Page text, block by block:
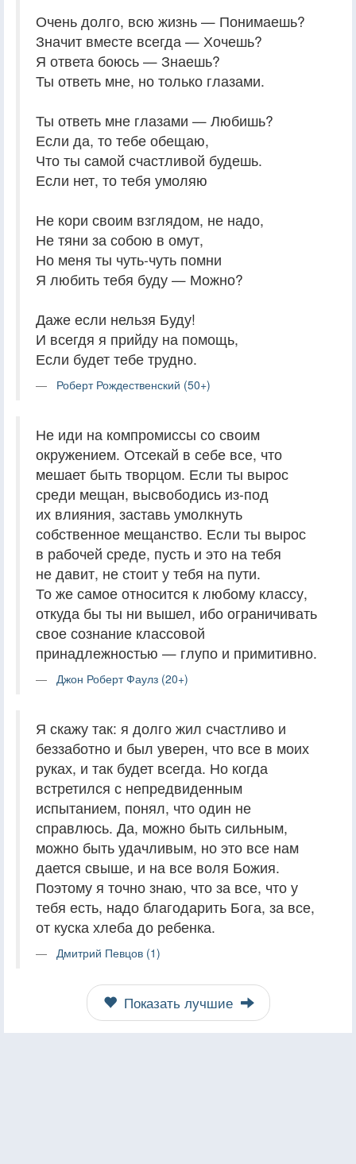
Очень долго, всю жизнь — Понимаешь?
Значит вместе всегда — Хочешь?
Я ответа боюсь — Знаешь?
Ты ответь мне, но только глазами.
Ты ответь мне глазами — Любишь?
Если да, то тебе обещаю,
Что ты самой счастливой будешь.
Если нет, то тебя умоляю
Не кори своим взглядом, не надо,
Не тяни за собою в омут,
Но меня ты чуть-чуть помни
Я любить тебя буду — Можно?
Даже если нельзя Буду!
И всегдя я прийду на помощь,
Если будет тебе трудно.
Роберт Рождественский (50+)
Не иди на компромиссы со своим
окружением. Отсекай в себе все, что
мешает быть творцом. Если ты вырос
среди мещан, высвободись из-под
их влияния, заставь умолкнуть
собственное мещанство. Если ты вырос
в рабочей среде, пусть и это на тебя
не давит, не стоит у тебя на пути.
То же самое относится к любому классу,
откуда бы ты ни вышел, ибо ограничивать
свое сознание классовой
принадлежностью — глупо и примитивно.
Джон Роберт Фаулз (20+)
Я скажу так: я долго жил счастливо и
беззаботно и был уверен, что все в моих
руках, и так будет всегда. Но когда
встретился с непредвиденным
испытанием, понял, что один не
справлюсь. Да, можно быть сильным,
можно быть удачливым, но это все нам
дается свыше, и на все воля Божия.
Поэтому я точно знаю, что за все, что у
тебя есть, надо благодарить Бога, за все,
от куска хлеба до ребенка.
Дмитрий Певцов (1)
Показать лучшие